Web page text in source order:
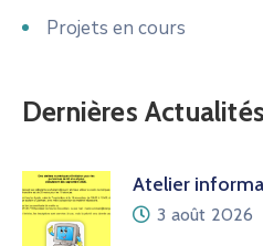
Projets en cours
Dernières Actualités
Atelier
3 août 2026